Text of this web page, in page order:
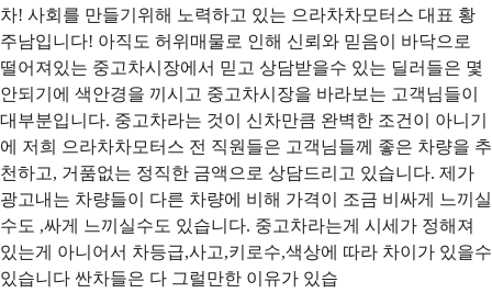
차! 사회를 만들기위해 노력하고 있는 으라차차모터스 대표 황
주남입니다! 아직도 허위매물로 인해 신뢰와 믿음이 바닥으로
떨어져있는 중고차시장에서 믿고 상담받을수 있는 딜러들은 몇
안되기에 색안경을 끼시고 중고차시장을 바라보는 고객님들이
대부분입니다. 중고차라는 것이 신차만큼 완벽한 조건이 아니기
에 저희 으라차차모터스 전 직원들은 고객님들께 좋은 차량을 추
천하고, 거품없는 정직한 금액으로 상담드리고 있습니다. 제가
광고내는 차량들이 다른 차량에 비해 가격이 조금 비싸게 느끼실
수도 ,싸게 느끼실수도 있습니다. 중고차라는게 시세가 정해져
있는게 아니어서 차등급,사고,키로수,색상에 따라 차이가 있을수
있습니다 싼차들은 다 그럴만한 이유가 있습